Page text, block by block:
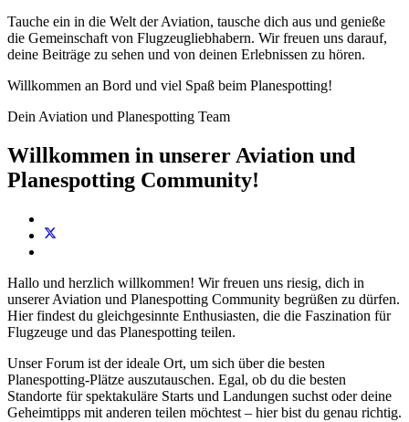
Tauche ein in die Welt der Aviation, tausche dich aus und genieße
die Gemeinschaft von Flugzeugliebhabern. Wir freuen uns darauf,
deine Beiträge zu sehen und von deinen Erlebnissen zu hören.
Willkommen an Bord und viel Spaß beim Planespotting!
Dein Aviation und Planespotting Team
Willkommen in unserer Aviation und
Planespotting Community!
Hallo und herzlich willkommen! Wir freuen uns riesig, dich in
unserer Aviation und Planespotting Community begrüßen zu dürfen.
Hier findest du gleichgesinnte Enthusiasten, die die Faszination für
Flugzeuge und das Planespotting teilen.
Unser Forum ist der ideale Ort, um sich über die besten
Planespotting-Plätze auszutauschen. Egal, ob du die besten
Standorte für spektakuläre Starts und Landungen suchst oder deine
Geheimtipps mit anderen teilen möchtest – hier bist du genau richtig.